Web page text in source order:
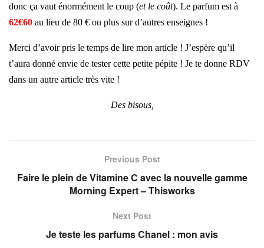
donc ça vaut énormément le coup (et le coût). Le parfum est à
62€60 au lieu de 80 € ou plus sur d’autres enseignes !
Merci d’avoir pris le temps de lire mon article ! J’espère qu’il
t’aura donné envie de tester cette petite pépite ! Je te donne RDV
dans un autre article très vite !
Des bisous,
Previous Post
Faire le plein de Vitamine C avec la nouvelle gamme
Morning Expert – Thisworks
Next Post
Je teste les parfums Chanel : mon avis